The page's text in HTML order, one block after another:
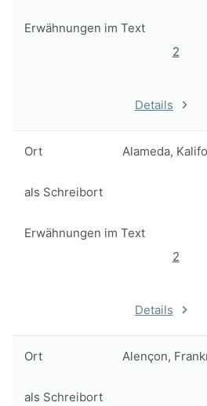
Erwähnungen im Text
2
Details
Ort Alameda,
als Schreibort
Erwähnungen im Text
2
Details
Ort Alençon,
als Schreibort